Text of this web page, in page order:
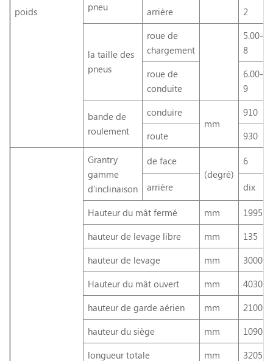
poids
pneu
arrière
2
la taille des
pneus
roue de
chargement
5.00-
8
roue de
conduite
6.00-
9
bande de
roulement
conduire
mm
910
route
930
Grantry
gamme
d'inclinaison
de face
(degré)
6
arrière dix
Hauteur du mât fermé mm
1995
hauteur de levage libre
mm
135
hauteur de levage
mm
3000
Hauteur du mât ouvert
mm
4030
hauteur de garde aérien
mm
2100
hauteur du siège
mm
1090
longueur totale
mm 3205